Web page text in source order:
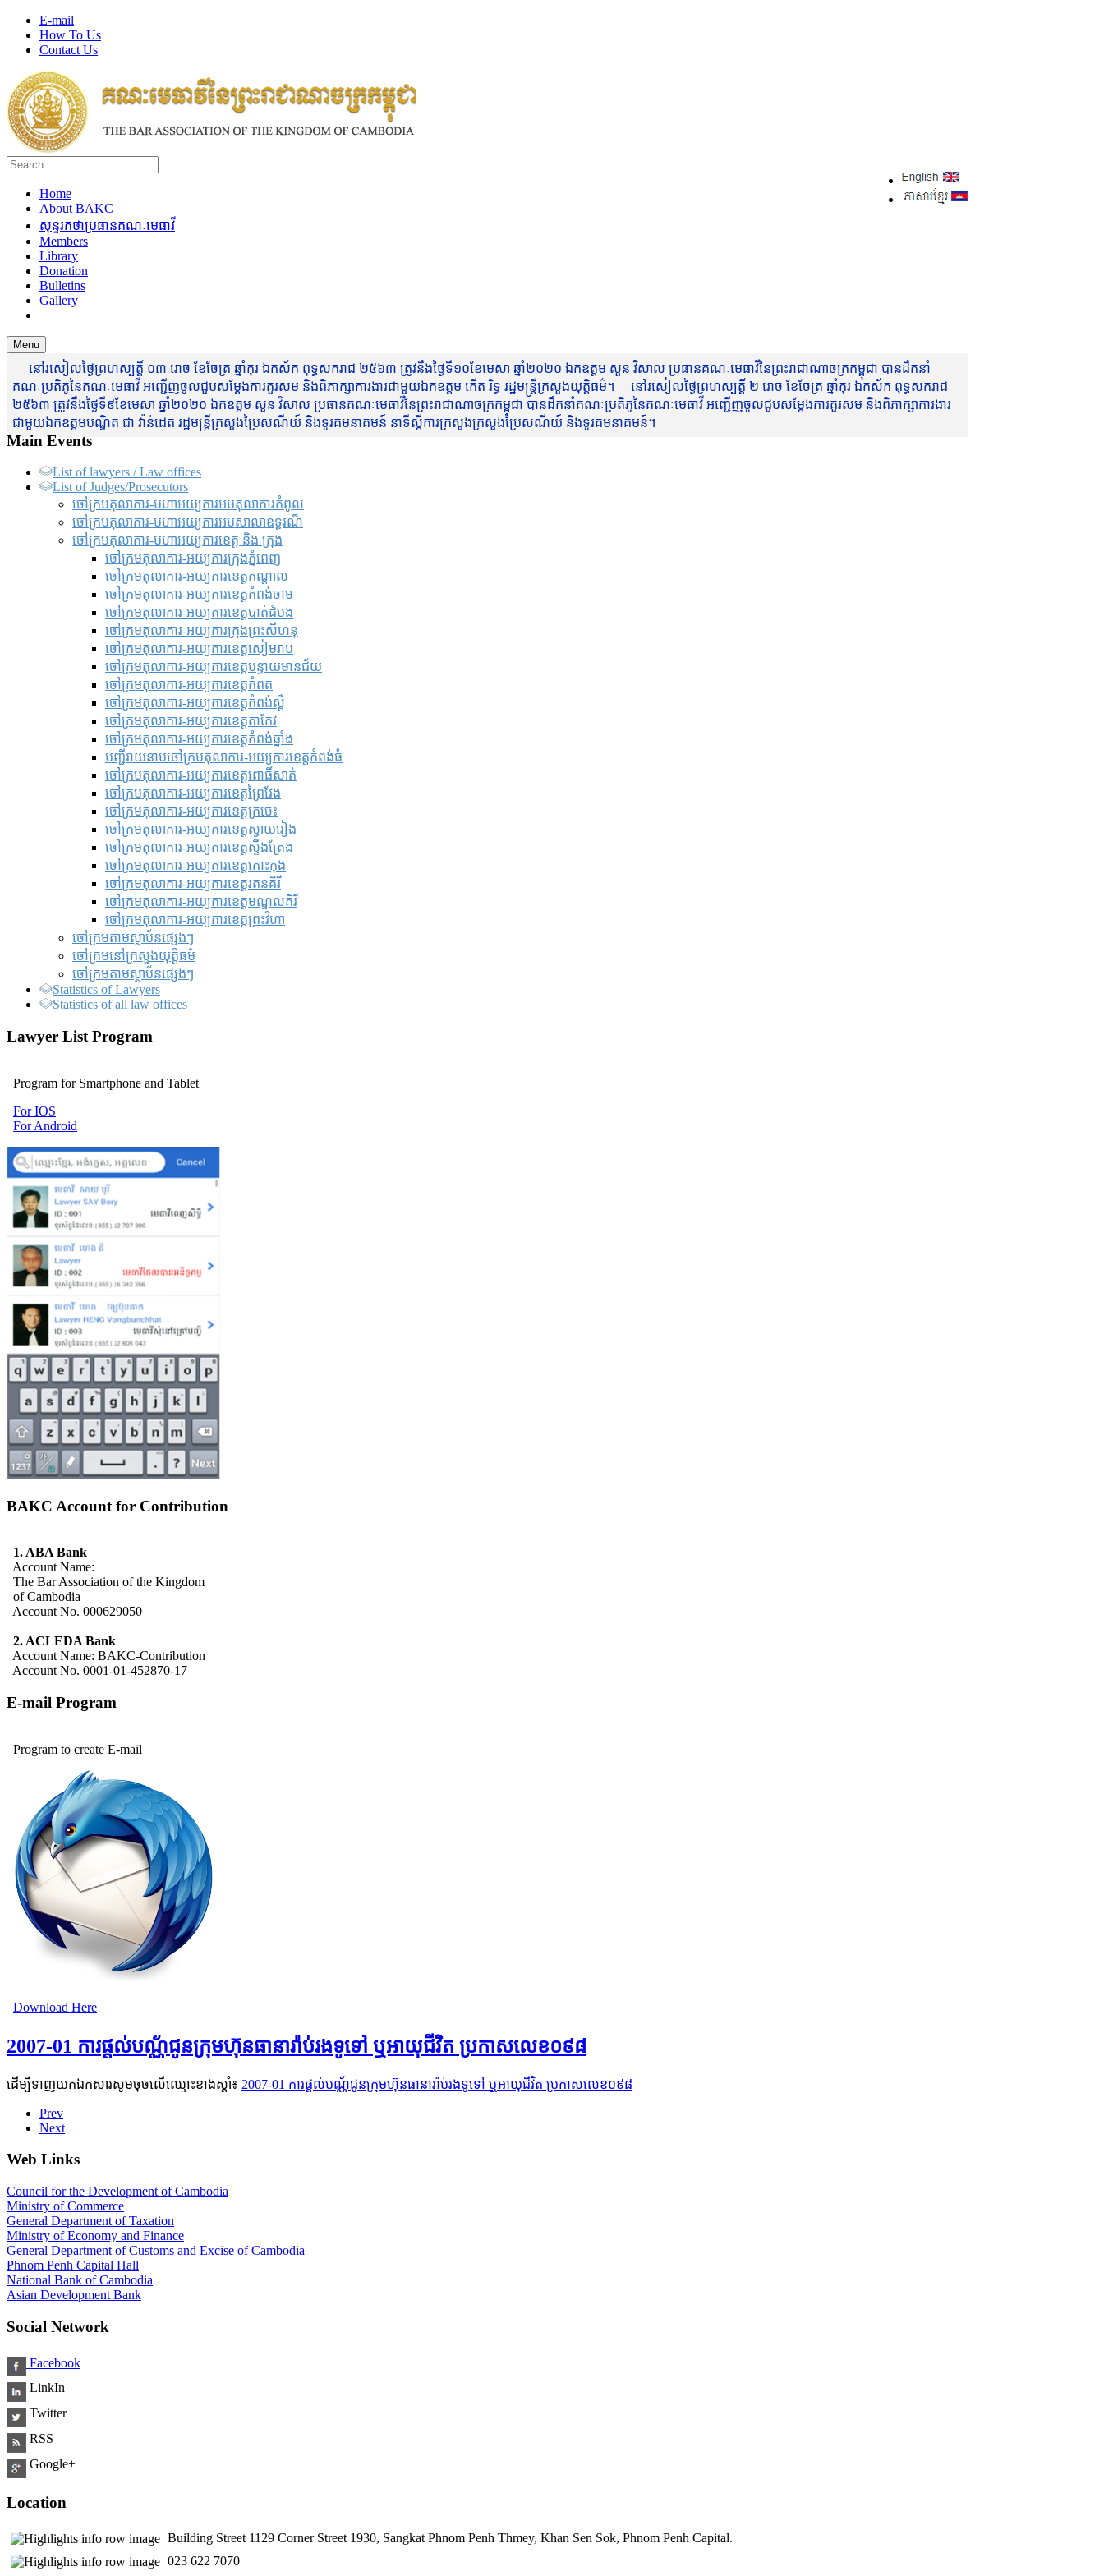
E-mail
How To Us
Contact Us
Home
About BAKC
សុន្ទរកថាប្រធានគណៈមេធាវី
Members
Library
Donation
Bulletins
Gallery
Menu
នៅរសៀលថ្ងៃព្រហស្បត្តិ៍ ០៣ រោច ខែចែត្រ ឆ្នាំកុរ ឯកស័ក ពុទ្ធសករាជ ២៥៦៣ ត្រូវនឹងថ្ងៃទី១០ខែមេសា ឆ្នាំ២០២០ ឯកឧត្តម សួន វិសាល ប្រធានគណៈមេធាវីនៃព្រះរាជាណាចក្រកម្ពុជា បានដឹកនាំ
គណៈប្រតិភូនៃគណៈមេធាវី អញ្ជើញចូលជួបសម្តែងការគួរសម និងពិភាក្សាការងារជាមួយឯកឧត្តម កើត រិទ្ធ រដ្ឋមន្ត្រីក្រសួងយុត្តិធម៌។ នៅរសៀលថ្ងៃព្រហស្បត្តិ៍ ២ រោច ខែចែត្រ ឆ្នាំកុរ ឯកស័ក ពុទ្ធសករាជ
២៥៦៣ ត្រូវនឹងថ្ងៃទី៩ខែមេសា ឆ្នាំ២០២០ ឯកឧត្តម សួន វិសាល ប្រធានគណៈមេធាវីនៃព្រះរាជាណាចក្រកម្ពុជា បានដឹកនាំគណៈប្រតិភូនៃគណៈមេធាវី អញ្ជើញចូលជួបសម្តែងការគួរសម និងពិភាក្សាការងារ
ជាមួយឯកឧត្តមបណ្ឌិត ជា វ៉ាន់ដេត រដ្ឋមន្រ្តីក្រសួងប្រៃសណីយ៍ និងទូរគមនាគមន៍ នាទីស្តីការក្រសួងក្រសួងប្រៃសណីយ៍ និងទូរគមនាគមន៍។
Main Events
List of lawyers / Law offices
List of Judges/Prosecutors
ចៅក្រមតុលាការ-មហាអយ្យការអមតុលាការកំពូល
ចៅក្រមតុលាការ-មហាអយ្យការអមសាលាឧទ្ធរណ៏
ចៅក្រមតុលាការ-មហាអយ្យការខេត្ត និង ក្រុង
ចៅក្រមតុលាការ-អយ្យការក្រុងភ្នំពេញ
ចៅក្រមតុលាការ-អយ្យការខេត្តកណ្តាល
ចៅក្រមតុលាការ-អយ្យការខេត្តកំពង់ចាម
ចៅក្រមតុលាការ-អយ្យការខេត្តបាត់ដំបង
ចៅក្រមតុលាការ-អយ្យការ​ក្រុងព្រះសីហនុ
ចៅក្រមតុលាការ-អយ្យការខេត្តសៀមរាប
ចៅក្រមតុលាការ-អយ្យការខេត្តបន្ទាយមានជ័យ
ចៅក្រមតុលាការ-អយ្យការខេត្តកំពត
ចៅក្រមតុលាការ-អយ្យការខេត្តកំពង់ស្ពឺ
ចៅក្រមតុលាការ-អយ្យការខេត្តតាកែវ
ចៅក្រមតុលាការ-អយ្យការខេត្តកំពង់ឆ្នាំង
បញ្ជីរាយនាមចៅក្រមតុលាការ-អយ្យការខេត្តកំពង់ធំ
ចៅក្រមតុលាការ-អយ្យការខេត្តពោធិ៍សាត់
ចៅក្រមតុលាការ-អយ្យការខេត្តព្រៃវែង
ចៅក្រមតុលាការ-អយ្យការខេត្តក្រចេះ
ចៅក្រមតុលាការ-អយ្យការខេត្តស្វាយរៀង
ចៅក្រមតុលាការ-អយ្យការខេត្តស្ទឹងត្រែង
ចៅក្រមតុលាការ-អយ្យការខេត្តកោះកុង
ចៅក្រមតុលាការ-អយ្យការខេត្តរតនគិរី
ចៅក្រមតុលាការ-អយ្យការខេត្តមណ្ឌលគិរី
ចៅក្រមតុលាការ-អយ្យការខេត្តព្រះវិហា
ចៅក្រមតាមស្ថាប័នផ្សេងៗ
ចៅក្រមនៅក្រសួងយុត្តិធម៌
ចៅក្រមតាមស្ថាប័នផ្សេងៗ
Statistics of Lawyers
Statistics of all law offices
Lawyer List Program
Program for Smartphone and Tablet
For IOS
For Android
BAKC Account for Contribution
1. ABA Bank
Account Name:
The Bar Association of the Kingdom
of Cambodia
Account No. 000629050
2. ACLEDA Bank
Account Name: BAKC-Contribution
Account No. 0001-01-452870-17
E-mail Program
Program to create E-mail
Download Here
2007-01 ការផ្ដល់បណ័្ណជូនក្រុមហ៊ុនធានារ៉ាប់រងទូទៅ ឬអាយុជីវិត ប្រកាសលេខ០៩៨
ដើម្បីទាញយកឯកសារសូមចុចលើឈ្មោះខាងស្តាំ៖ 2007-01 ការផ្ដល់បណ័្ណជូនក្រុមហ៊ុនធានារ៉ាប់រងទូទៅ ឬអាយុជីវិត ប្រកាសលេខ០៩៨
Prev
Next
Web Links
Council for the Development of Cambodia
Ministry of Commerce
General Department of Taxation
Ministry of Economy and Finance
General Department of Customs and Excise of Cambodia
Phnom Penh Capital Hall
National Bank of Cambodia
Asian Development Bank
Social Network
Facebook
LinkIn
Twitter
RSS
Google+
Location
Building Street 1129 Corner Street 1930, Sangkat Phnom Penh Thmey, Khan Sen Sok, Phnom Penh Capital.
​ 023 622 7070